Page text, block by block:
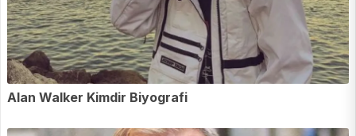
Alan Walker Kimdir Biyografi